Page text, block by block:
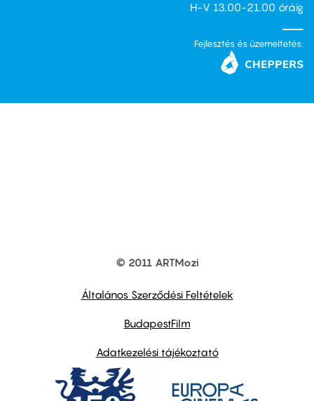
H-V 13.00-21.00 óráig
Fejlesztés és üzemeltetés:
© 2011 ARTMozi
Általános Szerződési Feltételek
BudapestFilm
Adatkezelési tájékoztató